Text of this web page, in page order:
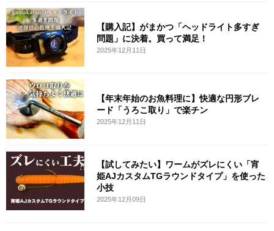
【購入記】がまかつ「ヘッドライト多すぎ
問題」に決着。買って満足！
2025年12月11日
【年末年始のお魚料理に】快適な円形ブレ
ード「うろこ取り」で楽チン
2025年12月11日
【試してみたい】ワームがズレにくい「宵
姫AJカスタムTGラウンドタイプ」を使った
小技
2025年12月09日